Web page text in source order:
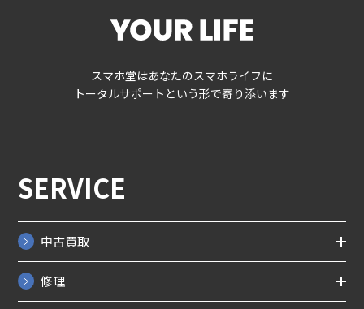
スマホ堂はあなたのスマホライフに
トータルサポートという形で寄り添います
SERVICE
中古買取
修理